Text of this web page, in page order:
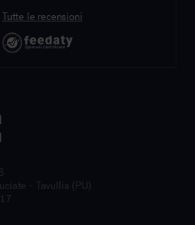
Tutte le recensioni
- Tavullia (PU)